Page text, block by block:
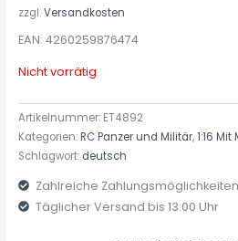
zzgl.Versandkosten
EAN: 4260259876474
Nicht vorrätig
Artikelnummer: ET4892
Kategorien:RC Panzer und Militär,1:16 Mit
Schlagwort: deutsch
Zahlreiche Zahlungsmöglichkeiten
Täglicher Versand bis 13:00 Uhr